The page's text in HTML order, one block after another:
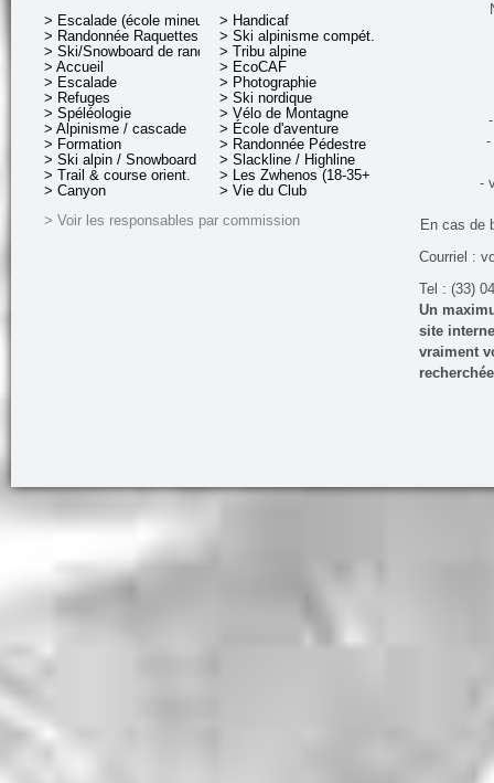
> Escalade (école mineurs)
> Randonnée Raquettes
> Ski/Snowboard de rando.
> Accueil
> Escalade
> Refuges
> Spéléologie
> Alpinisme / cascade
> Formation
> Ski alpin / Snowboard
> Trail & course orient.
> Canyon
> Handicaf
> Ski alpinisme compét.
> Tribu alpine
> EcoCAF
> Photographie
> Ski nordique
> Vélo de Montagne
> École d'aventure
> Randonnée Pédestre
> Slackline / Highline
> Les Zwhenos (18-35+ ans)
> Vie du Club
> Voir les responsables par commission
-
-
En cas de
Courriel :
Tel : (33)
Un
site
vraiment